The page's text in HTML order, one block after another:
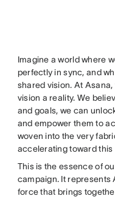
Imagine a world where
perfectly in sync, and
shared vision. At Asana,
vision a reality. We
and goals, we can
and empower them to
woven into the very
accelerating toward
This is the essence of
campaign. It represents
force that brings